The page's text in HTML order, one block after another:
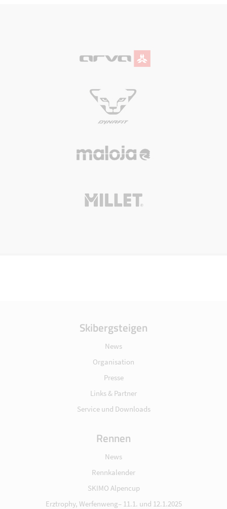
Skibergsteigen
News
Organisation
Presse
Links & Partner
Service und Downloads
Rennen
News
Rennkalender
SKIMO Alpencup
Erztrophy, Werfenweng– 11.1. und 12.1.2025